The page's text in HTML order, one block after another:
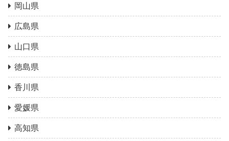
岡山県
広島県
山口県
徳島県
香川県
愛媛県
高知県